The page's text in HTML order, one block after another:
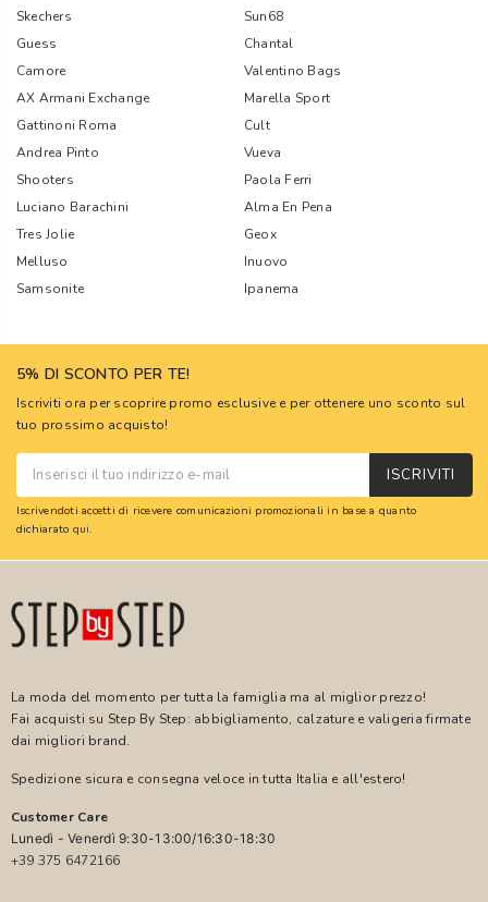
Skechers
Sun68
Guess
Chantal
Camore
Valentino Bags
AX Armani Exchange
Marella Sport
Gattinoni Roma
Cult
Andrea Pinto
Vueva
Shooters
Paola Ferri
Luciano Barachini
Alma En Pena
Tres Jolie
Geox
Melluso
Inuovo
Samsonite
Ipanema
5% DI SCONTO PER TE!
Iscriviti ora per scoprire promo esclusive e per ottenere uno sconto sul
tuo prossimo acquisto!
ISCRIVITI
Iscrivendoti accetti di ricevere comunicazioni promozionali in base a quanto
dichiarato qui.
La moda del momento per tutta la famiglia ma al miglior prezzo!
Fai acquisti su Step By Step: abbigliamento, calzature e valigeria firmate
dai migliori brand.
Spedizione sicura e consegna veloce in tutta Italia e all'estero!
Customer Care
Lunedì - Venerdì 9:30-13:00/16:30-18:30
+39 375 6472166